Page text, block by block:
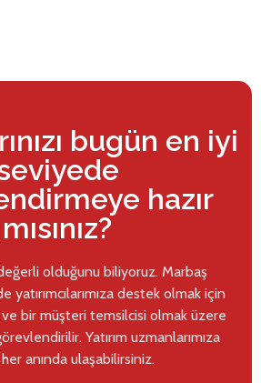
bugün en iyi
hazır
mısınız?
olduğunu biliyoruz. Marbaş
yatırımcılarımıza destek olmak için
ve bir müşteri temsilcisi olmak üzere
Yatırım uzmanlarımıza
anında ulaşabilirsiniz.